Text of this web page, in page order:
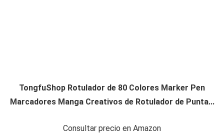
TongfuShop Rotulador de 80 Colores Marker Pen
Marcadores Manga Creativos de Rotulador de Punta...
Consultar precio en Amazon